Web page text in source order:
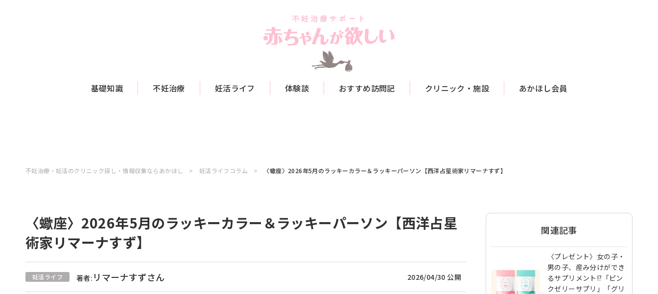
基礎知識 不妊治療 妊活ライフ 体験談 おすすめ訪問記 クリニック・施設 あかほし会員
不妊治療・妊活のクリニック探し・情報収集ならあかほし 妊活ライフコラム 〈蠍座〉2026年5月のラッキーカラー＆ラッキーパーソン【西洋占星術家リマーナすず】
〈蠍座〉2026年5月のラッキーカラー＆ラッキーパーソン【西洋占星
術家リマーナすず】
妊活ライフ 著者: リマーナすずさん 2026/04/30 公開
関連記事
〈プレゼント〉女の子・
男の子、産み分けができ
るサプリメント!?「ピン
クゼリーサプリ」「グリ